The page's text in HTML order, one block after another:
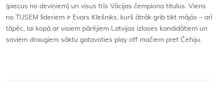
(piecus no deviņiem) un visus trīs Vācijas čempiona titulus. Viens
no TUSEM līderiem ir Evars Klešniks, kurš ātrāk grib tikt mājās – arī
tāpēc, lai kopā ar visiem pārējiem Latvijas izlases kandidātiem un
saviem draugiem sāktu gatavoties play off mačiem pret Čehiju.